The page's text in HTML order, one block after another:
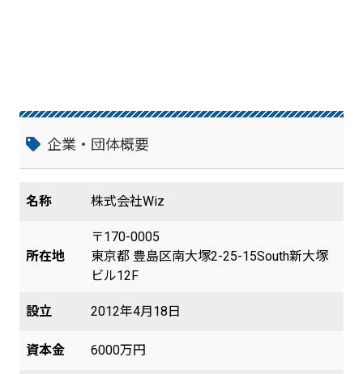
企業・団体概要
名称 株式会社Wiz
所在地
〒170-0005
東京都 豊島区南大塚2-25-15South新大塚
ビル12F
設立 2012年4月18日
資本金 6000万円